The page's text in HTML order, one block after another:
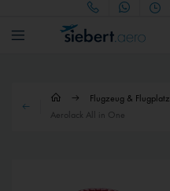
Flugzeug & Flugplatz
Aerolack All in One